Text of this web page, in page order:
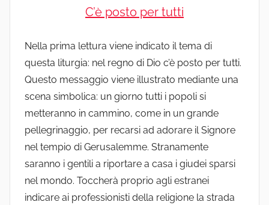
C’è posto per tutti
Nella prima lettura viene indicato il tema di
questa liturgia: nel regno di Dio c’è posto per tutti.
Questo messaggio viene illustrato mediante una
scena simbolica: un giorno tutti i popoli si
metteranno in cammino, come in un grande
pellegrinaggio, per recarsi ad adorare il Signore
nel tempio di Gerusalemme. Stranamente
saranno i gentili a riportare a casa i giudei sparsi
nel mondo. Toccherà proprio agli estranei
indicare ai professionisti della religione la strada